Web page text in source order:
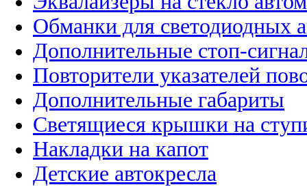
Обманки для светодиодных
Дополнительные стоп-
Повторители указателей
Дополнительные габариты
Светящиеся крышки на
Накладки на капот
Детские автокресла